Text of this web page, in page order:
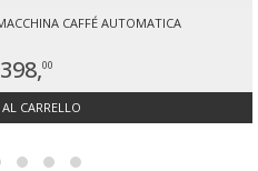
CAFFÉ AUTOMATICA
00
CARRELLO